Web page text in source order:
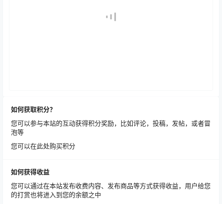
如何获取积分？
您可以参与本站的互动获得积分奖励，比如评论，投稿，发帖，或者冒
泡等
您可以在此处购买积分
如何获得收益
您可以通过在本站发布收费内容、发布商品等方式获得收益，用户给您
的打赏也将进入到您的余额之中